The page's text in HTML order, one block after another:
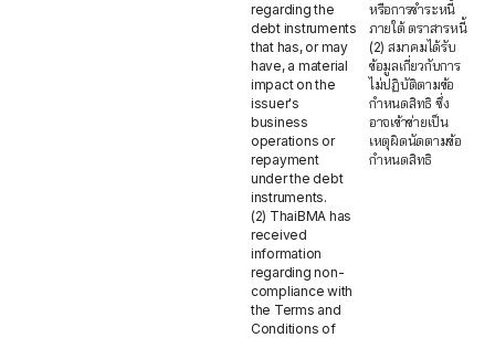
regarding the
debt instruments
that has, or may
have, a material
impact on the
issuer's
business
operations or
repayment
under the debt
instruments.
(2) ThaiBMA has
received
information
regarding non-
compliance with
the Terms and
Conditions of
หรือการชำระหนี้
ภายใต้ ตราสารหนี้
(2) สมาคมได้รับ
ข้อมูลเกี่ยวกับการ
ไม่ปฏิบัติตามข้อ
กำหนดสิทธิ ซึ่ง
อาจเข้าข่ายเป็น
เหตุผิดนัดตามข้อ
กำหนดสิทธิ